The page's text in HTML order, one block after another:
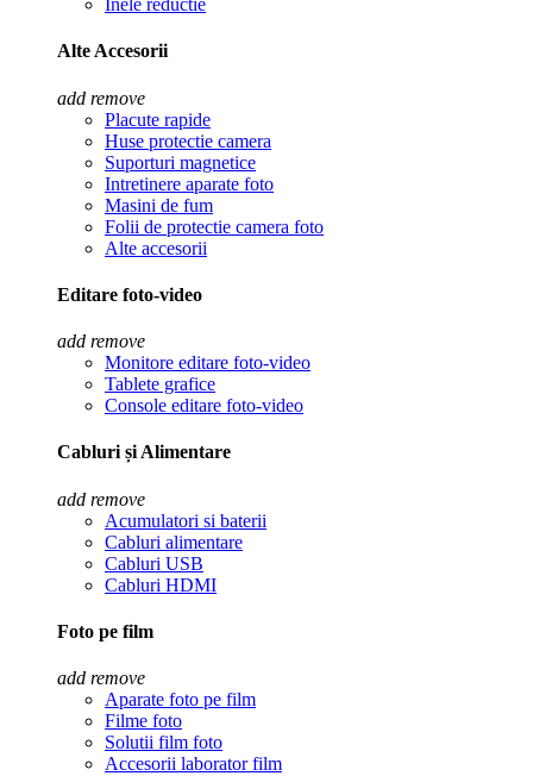
Inele reductie
Alte Accesorii
add remove
Placute rapide
Huse protectie camera
Suporturi magnetice
Intretinere aparate foto
Masini de fum
Folii de protectie camera foto
Alte accesorii
Editare foto-video
add remove
Monitore editare foto-video
Tablete grafice
Console editare foto-video
Cabluri și Alimentare
add remove
Acumulatori si baterii
Cabluri alimentare
Cabluri USB
Cabluri HDMI
Foto pe film
add remove
Aparate foto pe film
Filme foto
Solutii film foto
Accesorii laborator film